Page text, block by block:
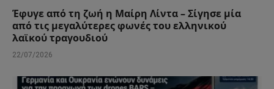
Έφυγε από τη ζωή η Μαίρη Λίντα – Σίγησε μία
από τις μεγαλύτερες φωνές του ελληνικού
λαϊκού τραγουδιού
22/07/2026